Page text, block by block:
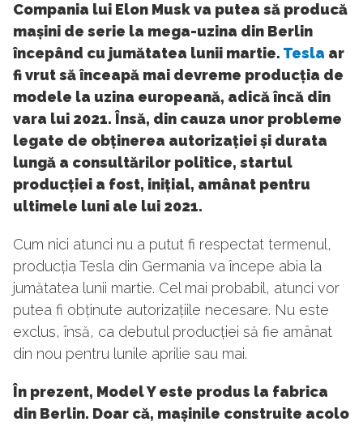
Compania lui Elon Musk va putea să producă
mașini de serie la mega-uzina din Berlin
începând cu jumătatea lunii martie. Tesla ar
fi vrut să înceapă mai devreme producția de
modele la uzina europeană, adică încă din
vara lui 2021. Însă, din cauza unor probleme
legate de obținerea autorizației și durata
lungă a consultărilor politice, startul
producției a fost, inițial, amânat pentru
ultimele luni ale lui 2021.
Cum nici atunci nu a putut fi respectat termenul,
producția Tesla din Germania va începe abia la
jumătatea lunii martie. Cel mai probabil, atunci vor
putea fi obținute autorizațiile necesare. Nu este
exclus, însă, ca debutul producției să fie amânat
din nou pentru lunile aprilie sau mai.
În prezent, Model Y este produs la fabrica
din Berlin. Doar că, mașinile construite acolo